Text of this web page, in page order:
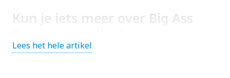
Kun je iets meer over Big Ass
Big Ass Battery, gevestigd in Helmond, levert
Lees het hele artikel